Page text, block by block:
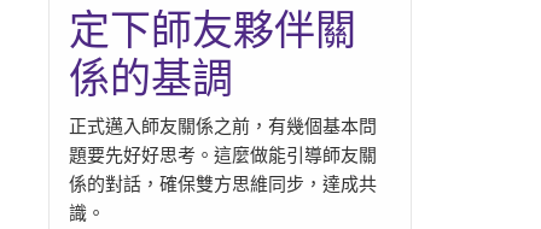
定下師友夥伴關
係的基調
正式邁入師友關係之前，有幾個基本問
題要先好好思考。這麼做能引導師友關
係的對話，確保雙方思維同步，達成共
識。